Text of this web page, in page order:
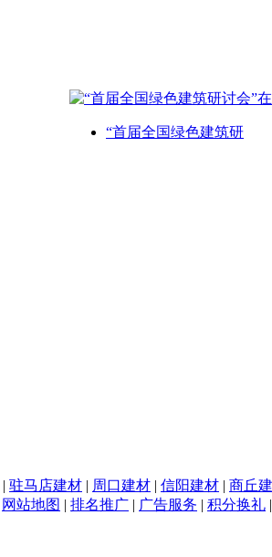
“首届全国绿色建筑研
| 驻马店建材 | 周口建材 | 信阳建材 | 商丘
网站地图 | 排名推广 | 广告服务 | 积分换礼 |